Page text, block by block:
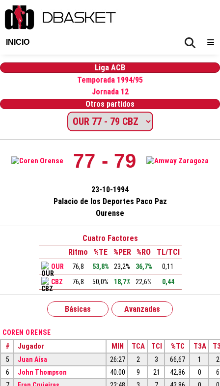
INICIO
Liga ACB
Temporada 1994/95
Jornada 12
Otros partidos
77 - 79
23-10-1994
Palacio de los Deportes Paco Paz
Ourense
Cuatro Factores
Ritmo
%TE %PER %RO TL/TCI
OUR 76,8 53,8% 23,2% 36,7%
0,11
CBZ
76,8 50,0% 18,7% 22,6% 0,44
Básicas Avanzadas
COREN ORENSE
# Jugador MIN TCA TCI %TC T3A
5 Juan Aísa 26:27 2 3 66,67 1
2
6
John Thompson 40:00 9 21 42,86 0
6